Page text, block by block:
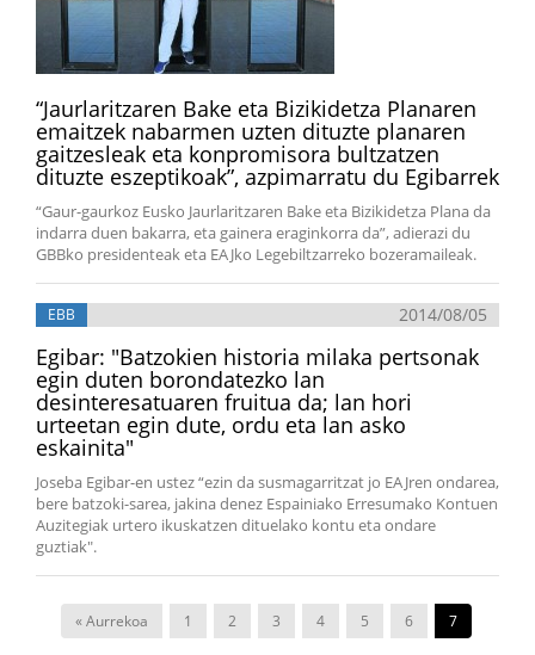
“Jaurlaritzaren Bake eta Bizikidetza Planaren
emaitzek nabarmen uzten dituzte planaren
gaitzesleak eta konpromisora bultzatzen
dituzte eszeptikoak”, azpimarratu du Egibarrek
“Gaur-gaurkoz Eusko Jaurlaritzaren Bake eta Bizikidetza Plana da
indarra duen bakarra, eta gainera eraginkorra da”, adierazi du
GBBko presidenteak eta EAJko Legebiltzarreko bozeramaileak.
EBB 2014/08/05
Egibar: "Batzokien historia milaka pertsonak
egin duten borondatezko lan
desinteresatuaren fruitua da; lan hori
urteetan egin dute, ordu eta lan asko
eskainita"
Joseba Egibar-en ustez “ezin da susmagarritzat jo EAJren ondarea,
bere batzoki-sarea, jakina denez Espainiako Erresumako Kontuen
Auzitegiak urtero ikuskatzen dituelako kontu eta ondare
guztiak".
« Aurrekoa 1 2 3 4 5 6 7